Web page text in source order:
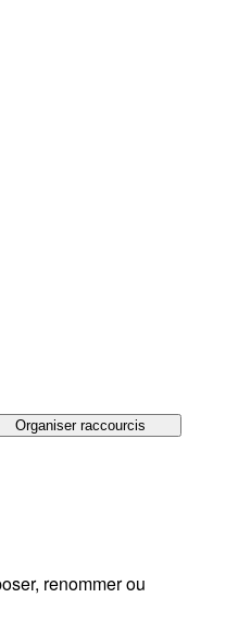
Organiser raccourcis
renommer ou